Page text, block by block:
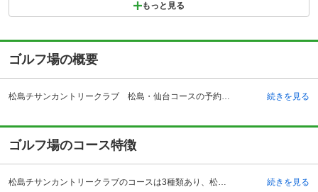
もっと見る
ゴルフ場の概要
松島チサンカントリークラブ 松島・仙台コースの予約ならじゃらんゴルフ。カートの有無や利用税、キャンセル料、ナイター設備、駐車場などのコース情報はもちろん、口コミ、フォトギャラリーなどコースの難易度や攻略に役立つ情報充実、予約する度にポイントが貯まるのでお得にゴルフをお楽しみ頂けます。 松島チサンカントリークラブは1973年開場した、日本三景松島を背景にプレーを楽しめる、東北で一番ホール数の多いクラブとなっています。全54ホールで、それぞれの違った楽しみ方ができます。ラウンドスタイルは仙台・松島コースはキャディかセルフを選択でき、大郷コースはセルフプレーです。車でアクセスする場合、仙台松島道路・松島海岸インターチェンジから約4キロメートル、松島大郷インターチェンジからは約3キロメートルです。また東北本線・松島駅からは約5キロメートルとなっています。また仙台空港からは、およそ40キロメートルの位置にあります。クラブハウスは平屋造りの風格ある建物で、広々としたエントランスがホテルのような雰囲気を出しています。大郷コースを利用する場合は、クラブハウス場所が異なります。近くには有名観光地、松島の他に温泉地や水族館もあり、観光にゴルフにと楽しめます。 続きを見る
ゴルフ場のコース特徴
松島チサンカントリークラブのコースは3種類あり、松島コース、仙台コース、大郷コースがあります。各コースにIN・OUTがあり計54ホールです。松島コース・OUTは全体的にゆったりとプレーを楽しめ、INでは距離のあるコースを楽しめます。仙台コースは全体的にフラットで距離があり、安心してショットが可能。大郷コースはアップダウンが少ないため、ビギナーに手頃なコースです。松島コースIN18番は、飛距離と方向性が要求される難易度の高いホールです。また仙台コース4番は、右側にある杉林が林間コースを思わせ、美しい景色を楽しめる名物ホールとなっています。また仙台・松島両コース中1,2位を争って距離が長いのが、仙台の13番です。ロングヒッターでも3打で届かないことがあるホールです。 続きを見る